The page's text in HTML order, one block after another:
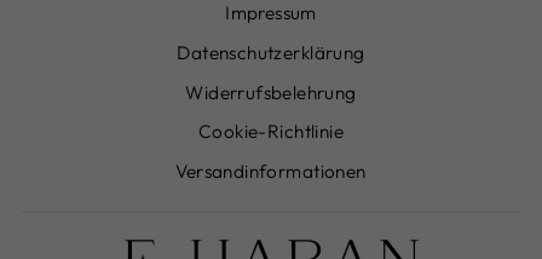
Impressum
Datenschutzerklärung
Widerrufsbelehrung
Cookie-Richtlinie
Versandinformationen